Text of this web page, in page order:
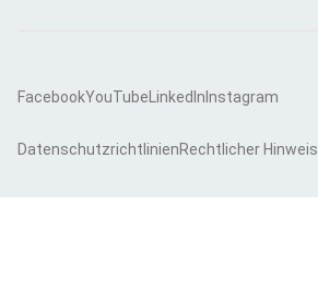
FacebookYouTube LinkedIn Instagram
DatenschutzrichtlinienRechtlicher Hinweis